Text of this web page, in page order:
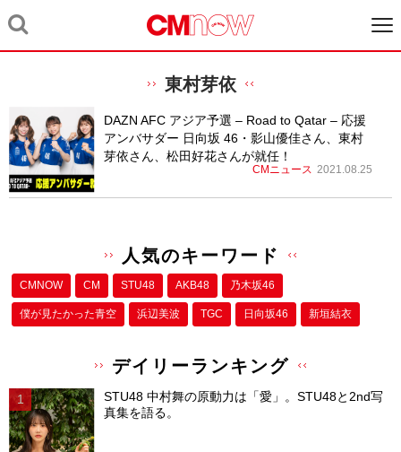
東村芽依
DAZN AFC アジア予選 – Road to Qatar – 応援
アンバサダー 日向坂 46・影山優佳さん、東村
芽依さん、松田好花さんが就任！
CMニュース 2021.08.25
人気のキーワード
CMNOW CM STU48 AKB48 乃木坂46
僕が⾒たかった⻘空 浜辺美波 TGC 日向坂46 新垣結衣
デイリーランキング
STU48 中村舞の原動力は「愛」。STU48と2nd写
真集を語る。